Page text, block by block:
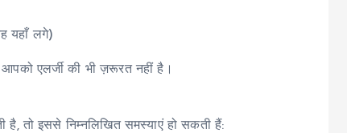
यहाँ लगे)
एलर्जी की भी ज़रूरत नहीं है।
तो इससे निम्नलिखित समस्याएं हो सकती हैं: